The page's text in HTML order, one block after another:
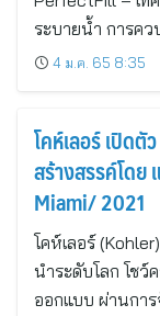
ระบายน้ำ การค
4 ม.ค. 65 8:35
โคห์เลอร์ เปิด
สร้างสรรค์โดย
Miami/ 2021
โคห์เลอร์
นำระดับโลก โชว์
ออกแบบ ผ่านการ